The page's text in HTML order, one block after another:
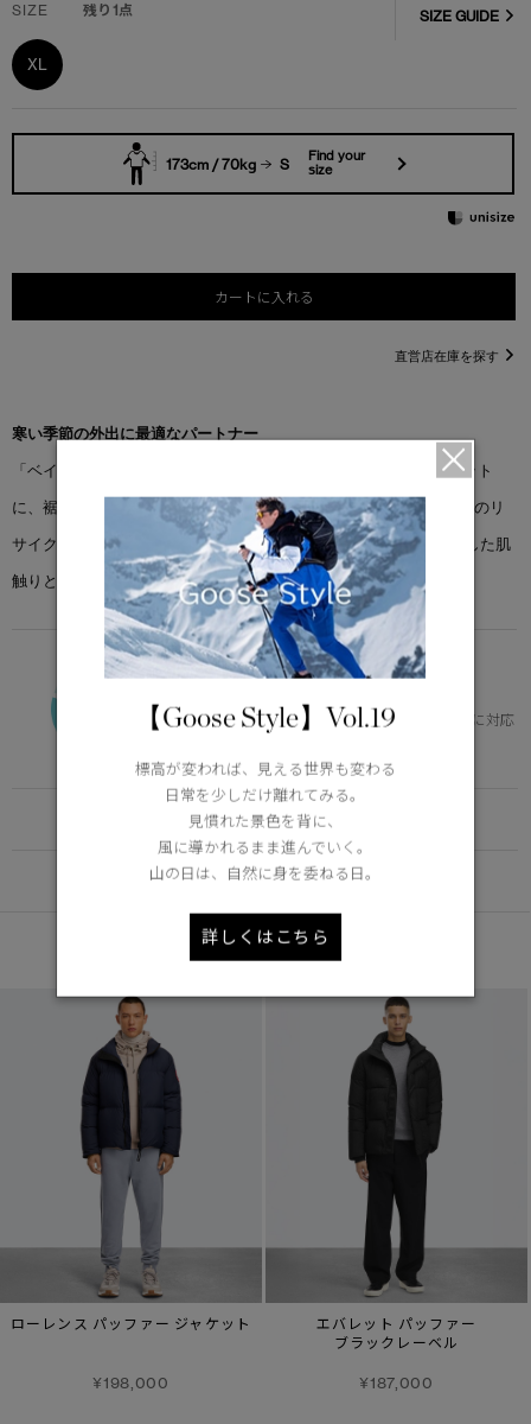
SIZE 残り1点
XL
SIZE GUIDE
173cm / 70kg S
Find your
size
カートに入れる
直営店在庫を探す
寒い季節の外出に最適なパートナー
「ベイビュー パーカ」は、ゆったりとしたパッファー風のシルエット
に、裾のドローコードでスタイルを自在に調節可能。シグネチャーのリ
サイクルオーガニックアークティックテック®を使用し、さらっとした肌
触りと撥水性を兼ね備えています。
VERSATILE
体の芯を冷やさず、快適。幅広いニーズに対応
FUNCTION
DETAIL
あなたへのおすすめ
ローレンス パッファー ジャケット
¥198,000
エバレット パッファー
ブラックレーベル
¥187,000
【Goose Style】Vol.19
標高が変われば、見える世界も変わる
日常を少しだけ離れてみる。
見慣れた景色を背に、
風に導かれるまま進んでいく。
山の日は、自然に身を委ねる日。
詳しくはこちら